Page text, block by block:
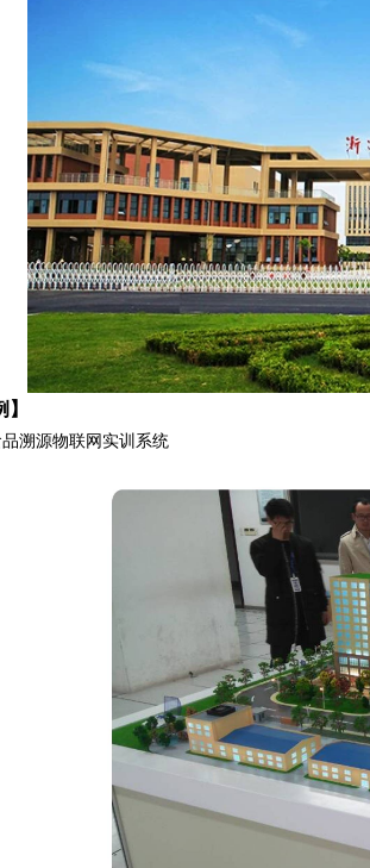
源物联网实训系统